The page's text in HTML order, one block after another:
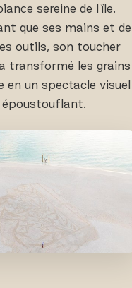
sereine de l'île.
que ses mains et de
outils, son toucher
transformé les grains
en un spectacle visuel
époustouflant.